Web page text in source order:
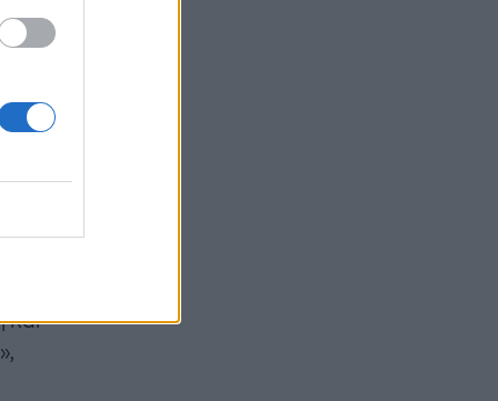
δεις
και